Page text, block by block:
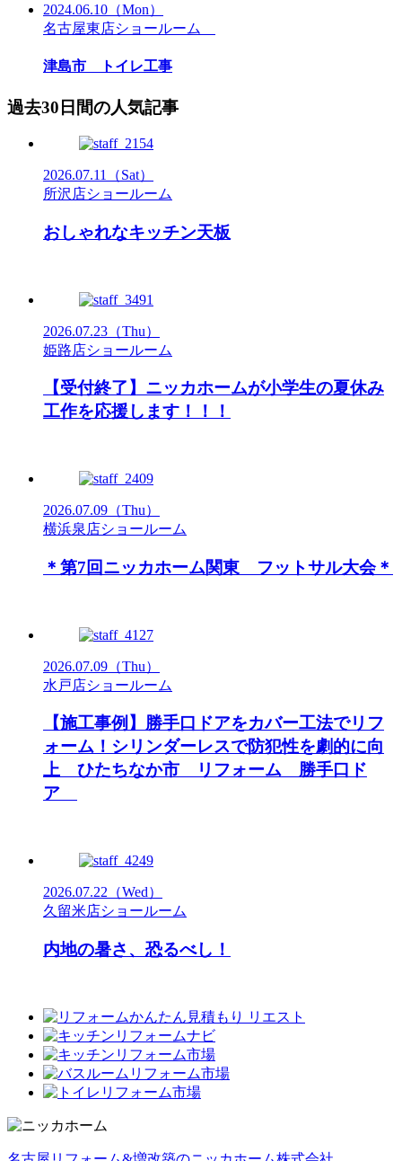
2024.06.10 （Mon）
名古屋東店ショールーム
津島市 トイレ工事
過去30日間の人気記事
2026.07.11
（Sat）
所沢店ショールーム
おしゃれなキッチン天板
2026.07.23 （Thu）
姫路店ショールーム
【受付終了】ニッカホームが小学生の夏休み
工作を応援します！！！
2026.07.09 （Thu）
横浜泉店ショールーム
＊第7回ニッカホーム関東 フットサル大会＊
2026.07.09 （Thu）
水戸店ショールーム
【施工事例】勝手口ドアをカバー工法でリフ
ォーム！シリンダーレスで防犯性を劇的に向
上 ひたちなか市 リフォーム 勝手口ド
ア
2026.07.22 （Wed）
久留米店ショールーム
内地の暑さ、恐るべし！